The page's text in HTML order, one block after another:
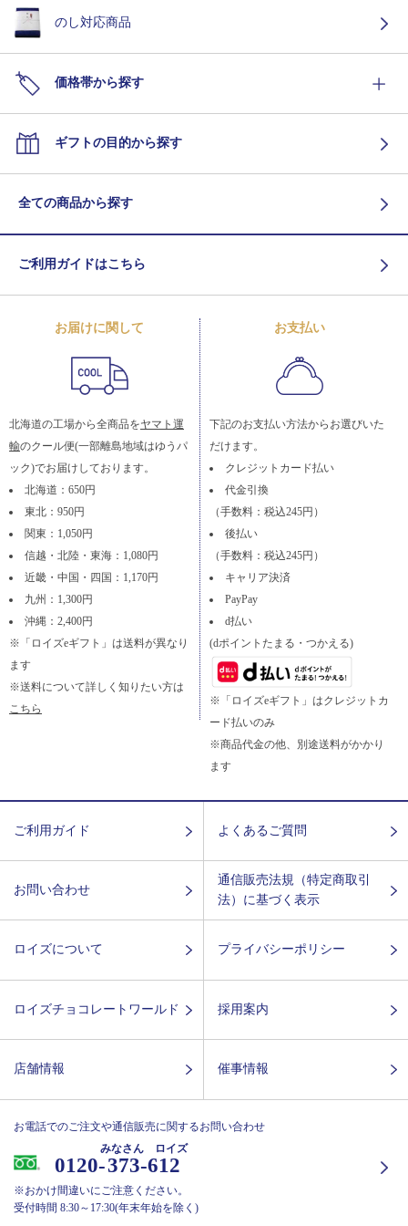
のし対応商品
価格帯から探す
ギフトの目的から探す
全ての商品から探す
ご利用ガイドはこちら
お届けに関して
北海道の工場から全商品をヤマト運
輸のクール便(一部離島地域はゆうパ
ック)でお届けしております。
北海道：650円
東北：950円
関東：1,050円
信越・北陸・東海：1,080円
近畿・中国・四国：1,170円
九州：1,300円
沖縄：2,400円
※「ロイズeギフト」は送料が異なり
ます
※送料について詳しく知りたい方は
こちら
お支払い
下記のお支払い方法からお選びいた
だけます。
クレジットカード払い
代金引換
（手数料：税込245円）
後払い
（手数料：税込245円）
キャリア決済
PayPay
d払い
(dポイントたまる・つかえる)
※「ロイズeギフト」はクレジットカ
ード払いのみ
※商品代金の他、別途送料がかかり
ます
ご利用ガイド よくあるご質問
お問い合わせ
通信販売法規（特定商取引
法）に基づく表示
ロイズについて プライバシーポリシー
ロイズチョコレートワールド 採用案内
店舗情報 催事情報
お電話でのご注文や通信販売に関するお問い合わせ
0120-373-612
みなさん ロイズ
※おかけ間違いにご注意ください。
受付時間 8:30～17:30(年末年始を除く)